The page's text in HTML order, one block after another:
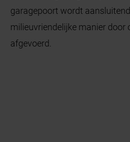
garagepoort wordt
milieuvriendelijke manier door
afgevoerd.